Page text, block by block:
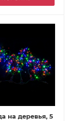
на деревья, 5